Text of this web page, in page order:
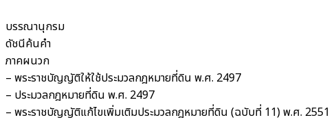
บรรณานุกรม
ดัชนีค้นคำ
ภาคผนวก
– พระราชบัญญัติให้ใช้ประมวลกฎหมายที่ดิน พ.ศ. 2497
– ประมวลกฎหมายที่ดิน พ.ศ. 2497
– พระราชบัญญัติแก้ไขเพิ่มเติมประมวลกฎหมายที่ดิน (ฉบับที่ 11) พ.ศ. 2551